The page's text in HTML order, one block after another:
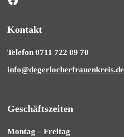
Kontakt
Telefon 0711 722 09 70
info@degerlocherfrauenkreis.de
Geschäftszeiten
Montag – Freitag